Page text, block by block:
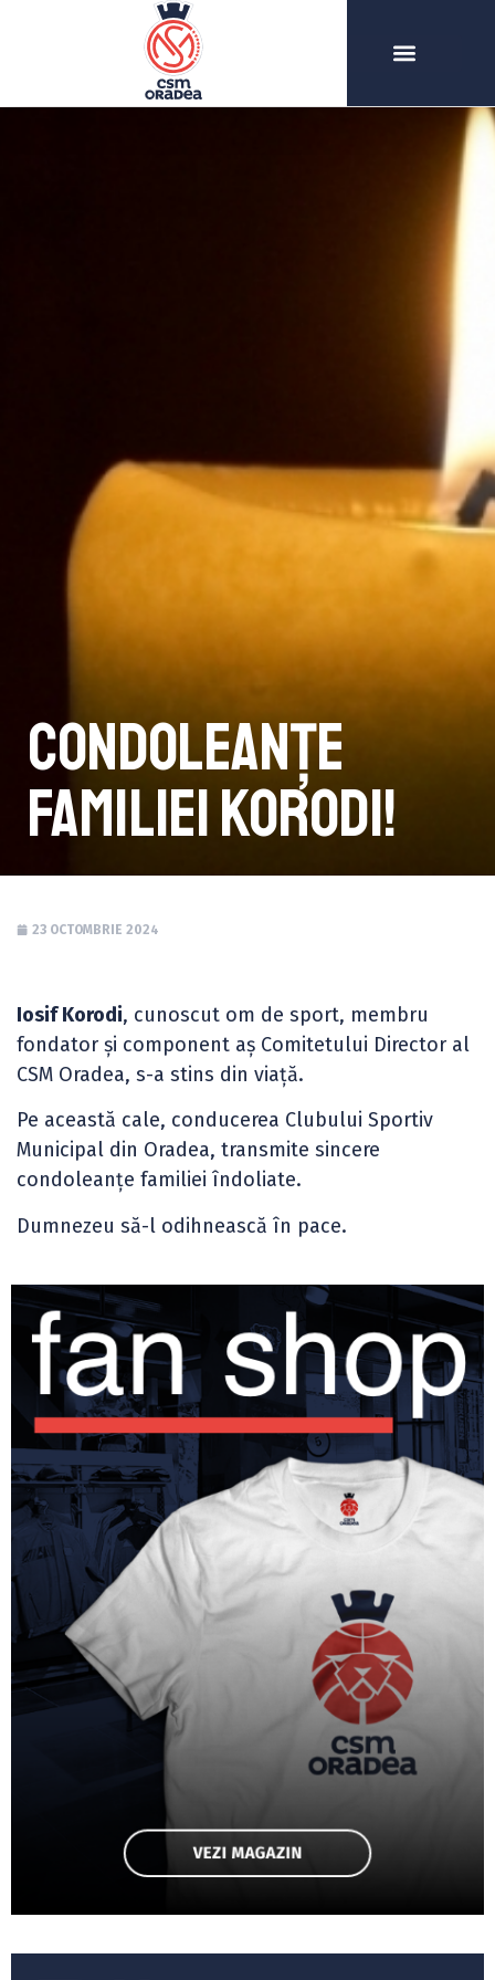
Condoleanțe
familiei Korodi!
23 OCTOMBRIE 2024
Iosif Korodi, cunoscut om de sport, membru
fondator și component aș Comitetului Director al
CSM Oradea, s-a stins din viață.
Pe această cale, conducerea Clubului Sportiv
Municipal din Oradea, transmite sincere
condoleanțe familiei îndoliate.
Dumnezeu să-l odihnească în pace.